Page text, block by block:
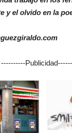
y el olvido en la
----------